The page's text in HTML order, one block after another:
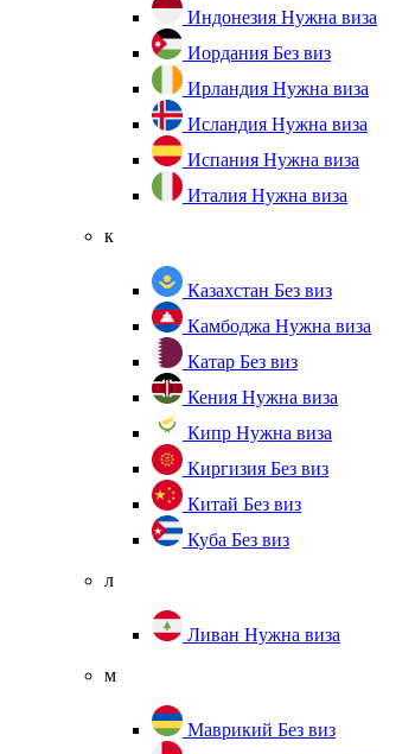
Индонезия Нужна виза
Иордания Без виз
Ирландия Нужна виза
Исландия Нужна виза
Испания Нужна виза
Италия Нужна виза
к
Казахстан Без виз
Камбоджа Нужна виза
Катар Без виз
Кения Нужна виза
Кипр Нужна виза
Киргизия Без виз
Китай Без виз
Куба Без виз
л
Ливан Нужна виза
м
Маврикий Без виз